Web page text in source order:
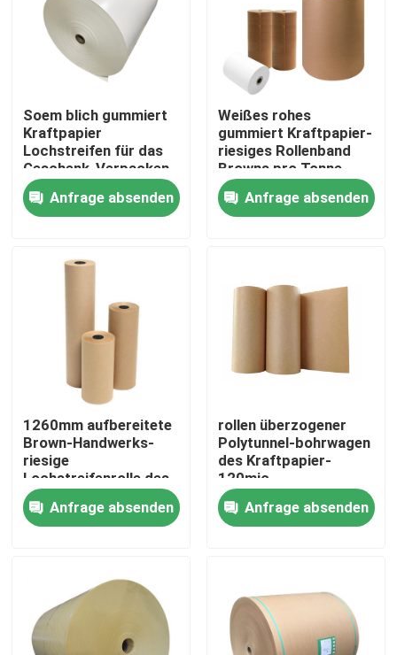
Haus
Produkte
Fabrik-Ausflug
Qualitätskontrolle
Treten Sie mit uns in Verbindung
Fordern Sie ein Zitat
Kraftpapier-Klebstreifen
HAUSTIER Klebstreifen
Soem blich gummiert
Kraftpapier
Lochstreifen für das
Geschenk-Verpacken
Anfrage absenden
Weißes rohes
gummiert Kraftpapier-
riesiges Rollenband
Browns pro Tonne
Anfrage absenden
1260mm aufbereitete
Brown-Handwerks-
riesige
Lochstreifenrolle des
freien Raumes für die
Blumen-Geschenk-
Verpackung
Anfrage absenden
rollen überzogener
Polytunnel-bohrwagen
des Kraftpapier-
120mic
umweltfreundliches
Anfrage absenden